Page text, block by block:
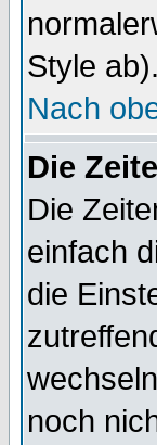
Style
Nach
Die
Die
einfach
die
noch